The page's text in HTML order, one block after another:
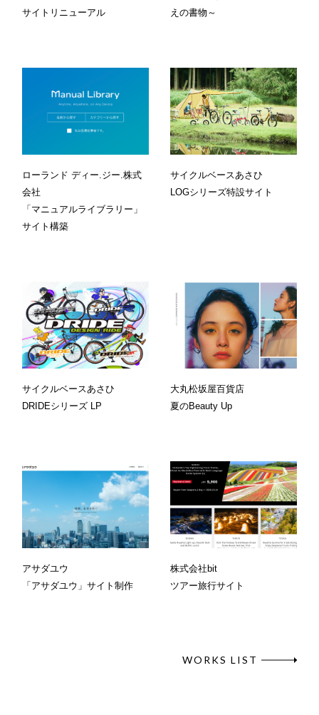
サイトリニューアル
えの書物～
ローランド ディー.ジー.株式
会社
「マニュアルライブラリー」
サイト構築
サイクルベースあさひ
LOGシリーズ特設サイト
サイクルベースあさひ
DRIDEシリーズ LP
大丸松坂屋百貨店
夏のBeauty Up
アサダユウ
「アサダユウ」サイト制作
株式会社bit
ツアー旅行サイト
WORKS LIST